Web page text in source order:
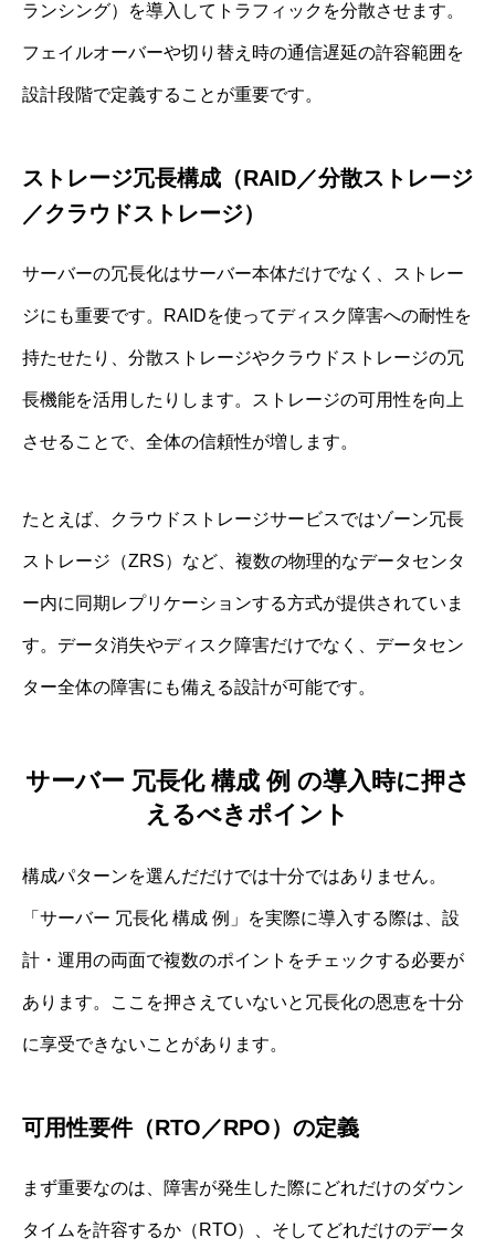
ランシング）を導入してトラフィックを分散させます。
フェイルオーバーや切り替え時の通信遅延の許容範囲を
設計段階で定義することが重要です。
ストレージ冗長構成（RAID／分散ストレージ
／クラウドストレージ）
サーバーの冗長化はサーバー本体だけでなく、ストレー
ジにも重要です。RAIDを使ってディスク障害への耐性を
持たせたり、分散ストレージやクラウドストレージの冗
長機能を活用したりします。ストレージの可用性を向上
させることで、全体の信頼性が増します。
たとえば、クラウドストレージサービスではゾーン冗長
ストレージ（ZRS）など、複数の物理的なデータセンタ
ー内に同期レプリケーションする方式が提供されていま
す。データ消失やディスク障害だけでなく、データセン
ター全体の障害にも備える設計が可能です。
サーバー 冗長化 構成 例 の導入時に押さ
えるべきポイント
構成パターンを選んだだけでは十分ではありません。
「サーバー 冗長化 構成 例」を実際に導入する際は、設
計・運用の両面で複数のポイントをチェックする必要が
あります。ここを押さえていないと冗長化の恩恵を十分
に享受できないことがあります。
可用性要件（RTO／RPO）の定義
まず重要なのは、障害が発生した際にどれだけのダウン
タイムを許容するか（RTO）、そしてどれだけのデータ